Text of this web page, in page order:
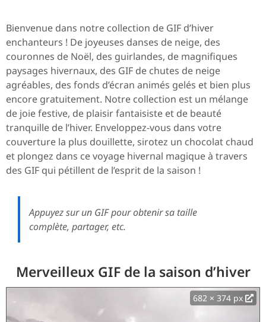
Bienvenue dans notre collection de GIF d’hiver
enchanteurs ! De joyeuses danses de neige, des
couronnes de Noël, des guirlandes, de magnifiques
paysages hivernaux, des GIF de chutes de neige
agréables, des fonds d’écran animés gelés et bien plus
encore gratuitement. Notre collection est un mélange
de joie festive, de plaisir fantaisiste et de beauté
tranquille de l’hiver. Enveloppez-vous dans votre
couverture la plus douillette, sirotez un chocolat chaud
et plongez dans ce voyage hivernal magique à travers
des GIF qui pétillent de l’esprit de la saison !
Appuyez sur un GIF pour obtenir sa taille
complète, partager, etc.
Merveilleux GIF de la saison d’hiver
682 × 374 px